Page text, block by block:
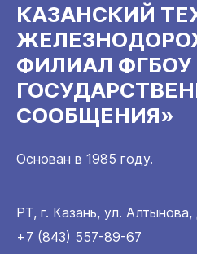
КАЗАНСКИЙ
ФИЛИАЛ
СООБЩЕНИЯ»
Основан в 1985 году.
РТ, г. Казань, ул. Алтынова,
+7 (843) 557-89-67